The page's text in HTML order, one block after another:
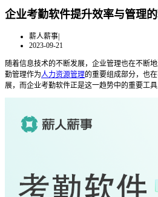
企业考勤软件提升效率与管理
薪人薪事|
2023-09-21
随着信息技术的不断发展，企业管理也在不断
勤管理作为人力资源管理的重要组成部分，也
展，而企业考勤软件正是这一趋势中的重要工具